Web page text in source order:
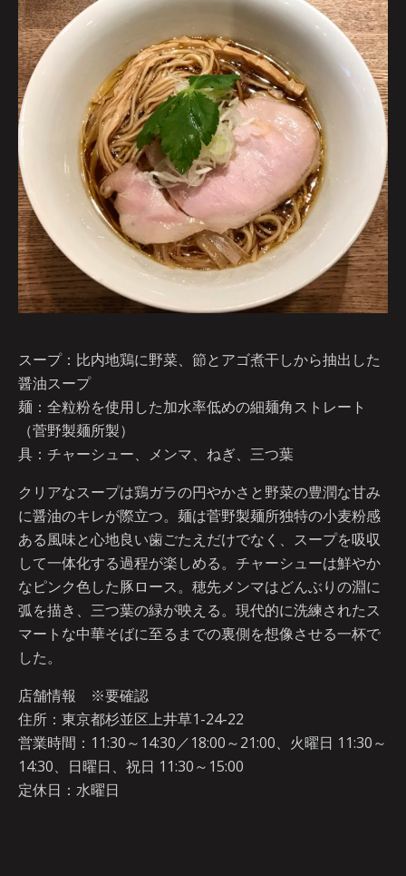
スープ：比内地鶏に野菜、節とアゴ煮干しから抽出した
醤油スープ
麺：全粒粉を使用した加水率低めの細麺角ストレート
（菅野製麺所製）
具：チャーシュー、メンマ、ねぎ、三つ葉
クリアなスープは鶏ガラの円やかさと野菜の豊潤な甘み
に醤油のキレが際立つ。麺は菅野製麺所独特の小麦粉感
ある風味と心地良い歯ごたえだけでなく、スープを吸収
して一体化する過程が楽しめる。チャーシューは鮮やか
なピンク色した豚ロース。穂先メンマはどんぶりの淵に
弧を描き、三つ葉の緑が映える。現代的に洗練されたス
マートな中華そばに至るまでの裏側を想像させる一杯で
した。
店舗情報 ※要確認
住所：東京都杉並区上井草1-24-22
営業時間：11:30～14:30／18:00～21:00、火曜日 11:30～
14:30、日曜日、祝日 11:30～15:00
定休日：水曜日